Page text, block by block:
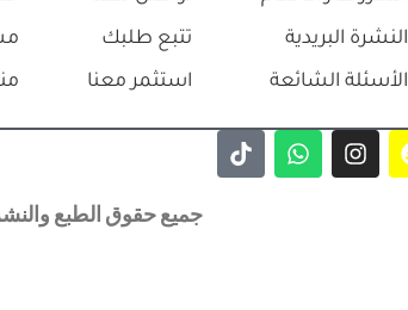
النشرة البريدية
الأسئلة الشائعة
تتبع طلبك
استثمر معنا
جميع حقوق الطبع